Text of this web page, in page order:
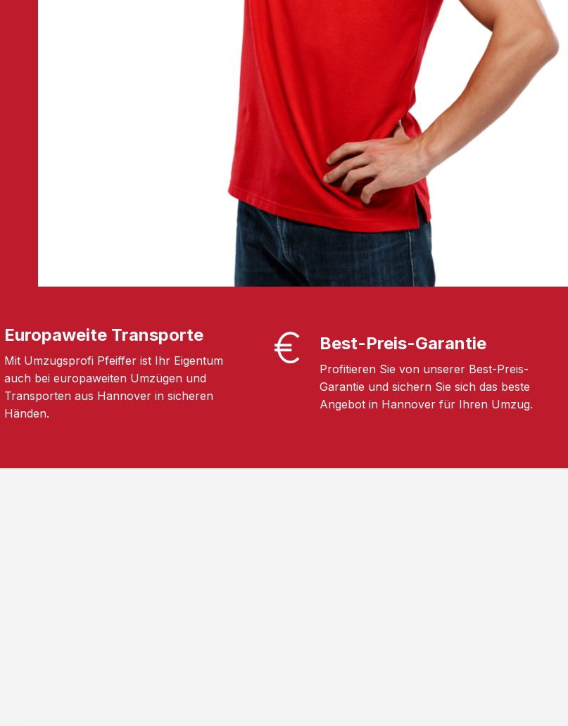
Europaweite Transporte
Mit Umzugsprofi Pfeiffer ist Ihr Eigentum
auch bei europaweiten Umzügen und
Transporten aus Hannover in sicheren
Händen.
Best-Preis-Garantie
Profitieren Sie von unserer Best-Preis-
Garantie und sichern Sie sich das beste
Angebot in Hannover für Ihren Umzug.